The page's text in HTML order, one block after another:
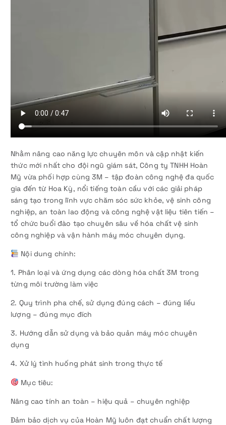
Nhằm nâng cao năng lực chuyên môn và cập nhật kiến
thức mới nhất cho đội ngũ giám sát, Công ty TNHH Hoàn
Mỹ vừa phối hợp cùng 3M – tập đoàn công nghệ đa quốc
gia đến từ Hoa Kỳ, nổi tiếng toàn cầu với các giải pháp
sáng tạo trong lĩnh vực chăm sóc sức khỏe, vệ sinh công
nghiệp, an toàn lao động và công nghệ vật liệu tiên tiến –
tổ chức buổi đào tạo chuyên sâu về hóa chất vệ sinh
công nghiệp và vận hành máy móc chuyên dụng.
Nội dung chính:
1. Phân loại và ứng dụng các dòng hóa chất 3M trong
từng môi trường làm việc
2. Quy trình pha chế, sử dụng đúng cách – đúng liều
lượng – đúng mục đích
3. Hướng dẫn sử dụng và bảo quản máy móc chuyên
dụng
4. Xử lý tình huống phát sinh trong thực tế
Mục tiêu:
Nâng cao tính an toàn – hiệu quả – chuyên nghiệp
Đảm bảo dịch vụ của Hoàn Mỹ luôn đạt chuẩn chất lượng